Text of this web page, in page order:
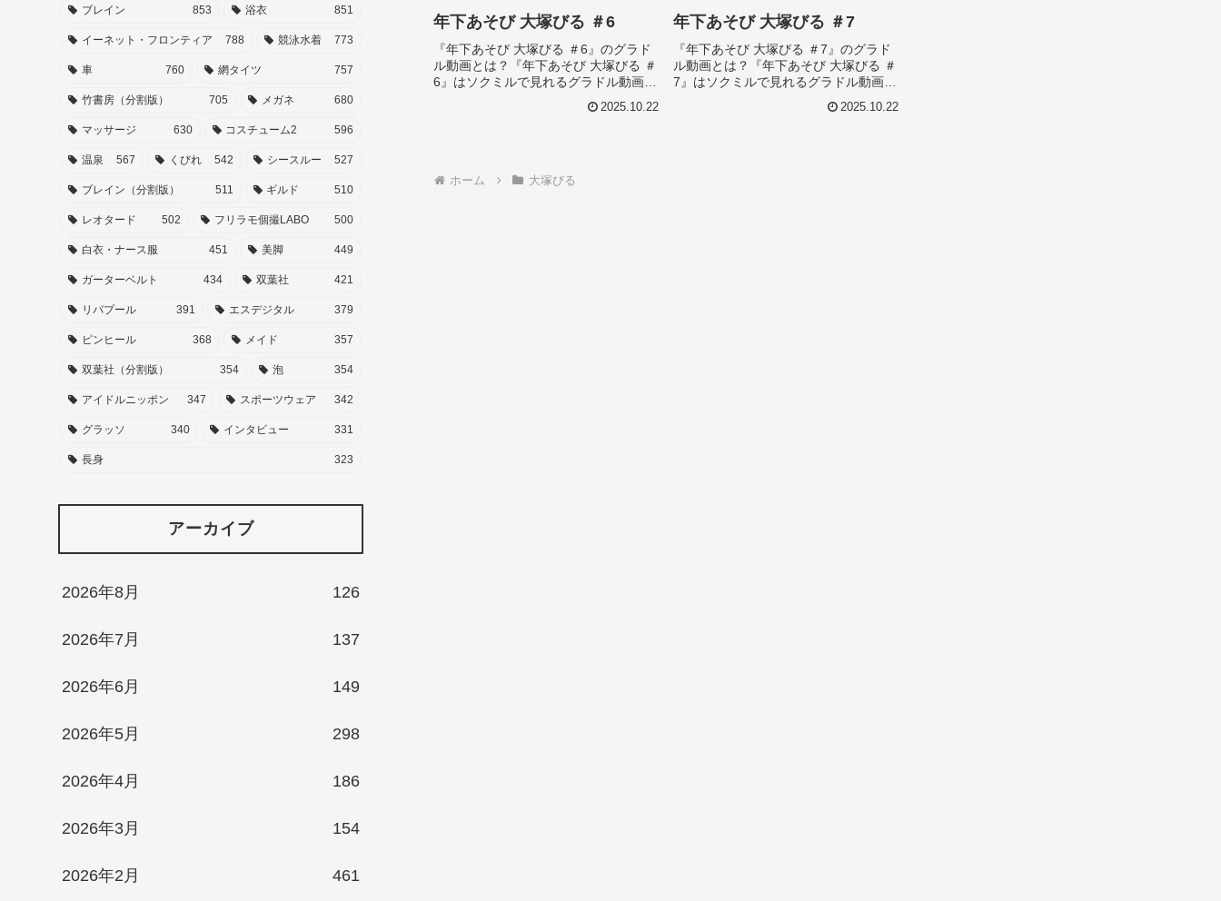
年下あそび 大塚びる ＃6
『年下あそび 大塚びる ＃6』のグラド
ル動画とは？『年下あそび 大塚びる ＃
6』はソクミルで見れるグラドル動画で
び 大塚びる ＃6』について今回は見所
2025.10.22
年下あそび 大塚びる ＃7
『年下あそび 大塚びる ＃7』のグラド
ル動画とは？『年下あそび 大塚びる ＃
7』はソクミルで見れるグラドル動画で
び 大塚びる ＃7』について今回は見所
2025.10.22
ホーム 大塚びる
ブレイン 853 浴衣 851
イーネット・フロンティア 788 競泳水着 773
車 760 網タイツ 757
竹書房（分割版） 705 メガネ 680
マッサージ 630 コスチューム2 596
温泉 567 くびれ 542 シースルー 527
ブレイン（分割版） 511 ギルド 510
レオタード 502 フリラモ個撮LABO 500
白衣・ナース服 451 美脚 449
ガーターベルト 434 双葉社 421
リバプール 391 エスデジタル 379
ピンヒール 368 メイド 357
双葉社（分割版） 354 泡 354
アイドルニッポン 347 スポーツウェア 342
グラッソ 340 インタビュー 331
長身 323
アーカイブ
2026年8月 126
2026年7月 137
2026年6月 149
2026年5月 298
2026年4月 186
2026年3月 154
2026年2月 461